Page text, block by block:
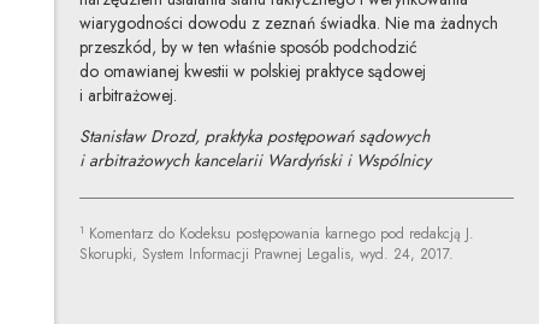
wiarygodności dowodu z zeznań świadka. Nie ma żadnych
przeszkód, by w ten właśnie sposób podchodzić
do omawianej kwestii w polskiej praktyce sądowej
i arbitrażowej.
Stanisław Drozd, praktyka postępowań sądowych
i arbitrażowych kancelarii Wardyński i Wspólnicy
1 Komentarz do Kodeksu postępowania karnego pod redakcją J.
Skorupki, System Informacji Prawnej Legalis, wyd. 24, 2017.